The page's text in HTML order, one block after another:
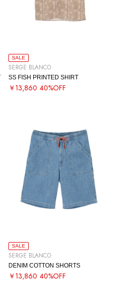
SALE
SERGE BLANCO
SS FISH PRINTED SHIRT
￥13,860 40%OFF
SALE
SERGE BLANCO
DENIM COTTON SHORTS
￥13,860 40%OFF